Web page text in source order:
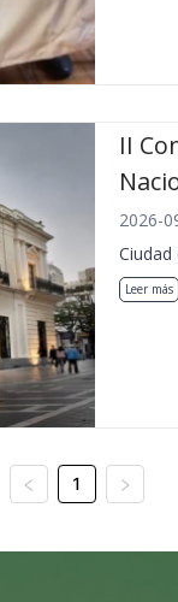
II
2026-
Leer más
1